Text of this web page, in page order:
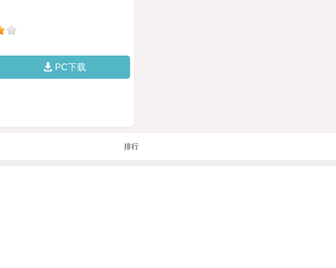
PC下载
排行